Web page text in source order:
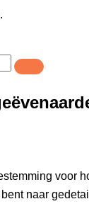
voor
naar